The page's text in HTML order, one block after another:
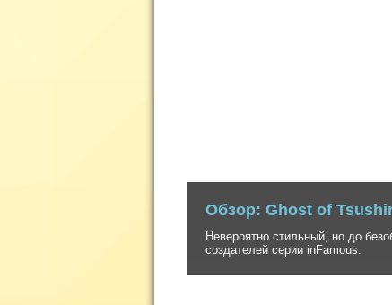
Обзор: Ghost of Tsushima
Невероятно стильный, но до
создателей серии inFamous.